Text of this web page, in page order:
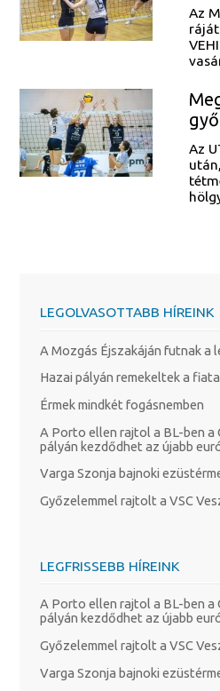
Az
Az
LEGOLVASOTTABB HÍREINK
A Mozgás Éjszakáján futnak a
Hazai pályán remekeltek a
Érmek mindkét fogásnemben
A Porto ellen rajtol a BL-ben a
pályán kezdődhet az újabb
Varga Szonja bajnoki
Győzelemmel rajtolt a VSC
LEGFRISSEBB HÍREINK
A Porto ellen rajtol a BL-ben a
pályán kezdődhet az újabb
Győzelemmel rajtolt a VSC
Varga Szonja bajnoki